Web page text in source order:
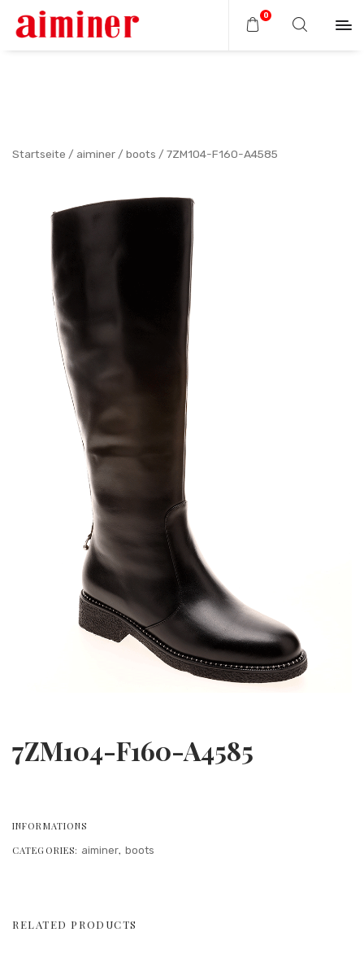
0
Startseite / aiminer / boots / 7ZM104-F160-A4585
7ZM104-F160-A4585
INFORMATIONS
CATEGORIES: aiminer,boots
RELATED PRODUCTS